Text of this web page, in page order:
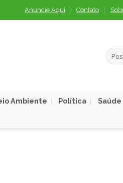
Anuncie Aqui Contato
Ambiente Política